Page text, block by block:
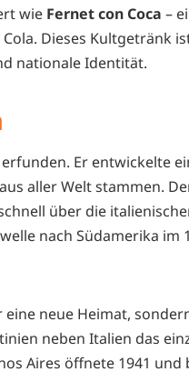
wie Fernet con Coca –
Dieses Kultgetränk
nationale Identität.
Er entwickelte
aller Welt stammen.
über die
nach Südamerika im
neue Heimat,
neben Italien das
Aires öffnete 1941 und